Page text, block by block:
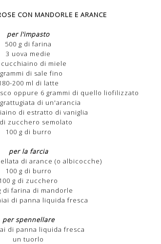
CON MANDORLE E ARANCE
per l'impasto
500 g di farina
3 uova medie
di miele
di sale fino
200 ml di latte
oppure 6 grammi di quello liofilizzato
di un'arancia
di estratto di vaniglia
zucchero semolato
100 g di burro
per la farcia
di arance (o albicocche)
100 g di burro
100 g di zucchero
di farina di mandorle
di panna liquida fresca
per spennellare
di panna liquida fresca
un tuorlo